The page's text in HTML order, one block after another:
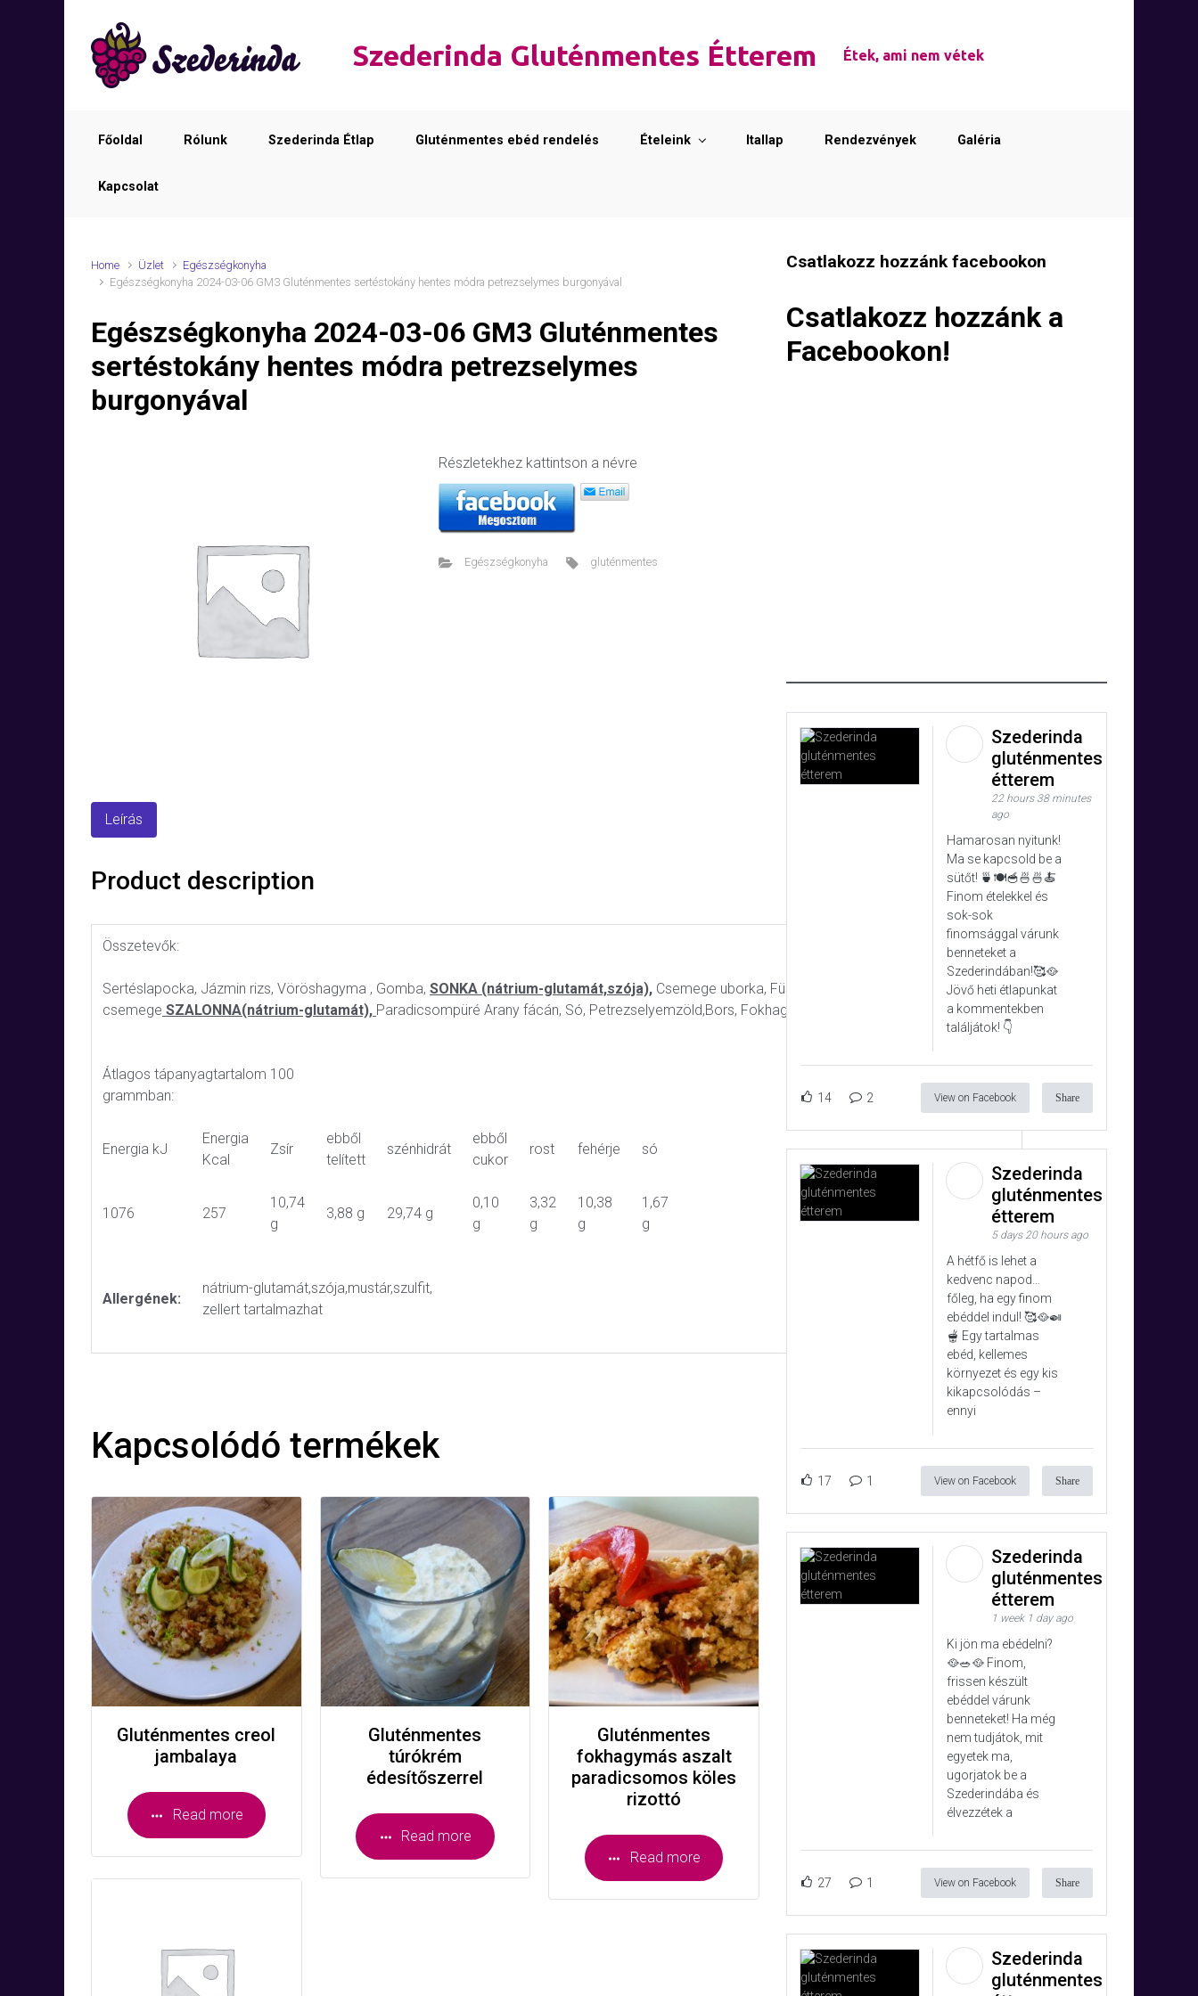
Szederinda Gluténmentes Étterem Étek, ami nem vétek
Főoldal Rólunk Szederinda Étlap Gluténmentes ebéd rendelés Ételeink Itallap Rendezvények Galéria
Kapcsolat
Home Üzlet
Egészségkonyha
Egészségkonyha 2024-03-06 GM3 Gluténmentes sertéstokány hentes módra petrezselymes burgonyával
Egészségkonyha 2024-03-06 GM3 Gluténmentes
sertéstokány hentes módra petrezselymes
burgonyával
Részletekhez kattintson a névre
Egészségkonyha gluténmentes
Leírás
Product description
Összetevők:
Sertéslapocka, Jázmin rizs, Vöröshagyma , Gomba, SONKA (nátrium-glutamát,szója), Csemege uborka, Füstölt
csemege SZALONNA(nátrium-glutamát), Paradicsompüré Arany fácán, Só, Petrezselyemzöld,Bors, Fokhagyma
Átlagos tápanyagtartalom 100
grammban:
Energia kJ
Energia
Kcal
Zsír
ebből
telített
szénhidrát
ebből
cukor
rost fehérje só
1076 257
10,74
g
3,88 g 29,74 g
0,10
g
3,32
g
10,38
g
1,67
g
Allergének:
nátrium-glutamát,szója,mustár,szulfit,
zellert tartalmazhat
Kapcsolódó termékek
Gluténmentes creol
jambalaya
Read more
Gluténmentes
túrókrém
édesítőszerrel
Read more
Gluténmentes
fokhagymás aszalt
paradicsomos köles
rizottó
Read more
Csatlakozz hozzánk facebookon
Csatlakozz hozzánk a
Facebookon!
Szederinda
gluténmentes
étterem
22 hours 38 minutes
ago
Hamarosan nyitunk!
Ma se kapcsold be a
sütőt! 🍵🍽️🥣🍜🍜🍝
Finom ételekkel és
sok-sok
finomsággal várunk
benneteket a
Szederindában!🥰🥘
Jövő heti étlapunkat
a kommentekben
találjátok! 👇
14 2 View on Facebook Share
Szederinda
gluténmentes
étterem
5 days 20 hours ago
A hétfő is lehet a
kedvenc napod…
főleg, ha egy finom
ebéddel indul! 🥰🥘🍛
🫕 Egy tartalmas
ebéd, kellemes
környezet és egy kis
kikapcsolódás –
ennyi
17 1 View on Facebook Share
Szederinda
gluténmentes
étterem
1 week 1 day ago
Ki jön ma ebédelni?
🥘🥗🥘 Finom,
frissen készült
ebéddel várunk
benneteket! Ha még
nem tudjátok, mit
egyetek ma,
ugorjatok be a
Szederindába és
élvezzétek a
27 1 View on Facebook Share
Szederinda
gluténmentes